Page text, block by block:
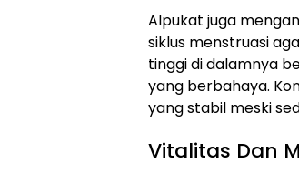
Alpukat juga
siklus menstruasi
tinggi di dalamnya
yang berbahaya.
yang stabil meski
Vitalitas Dan